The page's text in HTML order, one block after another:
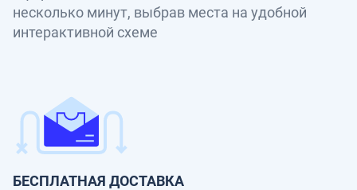
несколько минут, выбрав места на удобной
интерактивной схеме
БЕСПЛАТНАЯ ДОСТАВКА